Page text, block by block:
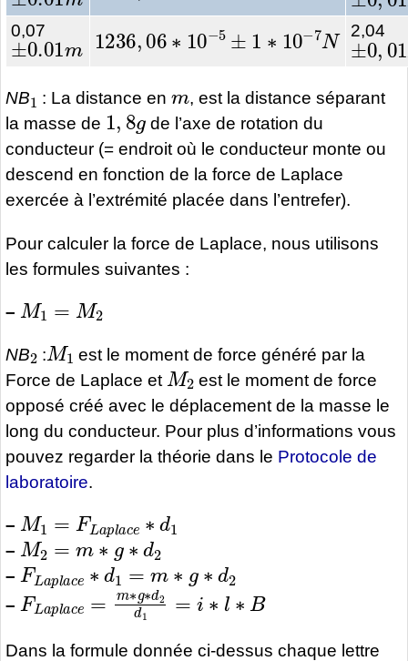
0,07
±0.01 1236 ,06 ∗10−5 ± 1 10−7N 2,04
±0,01
NB : La distance en
, est la distance séparant
la masse de
1,8g
de l’axe de rotation du
conducteur (= endroit où le conducteur monte ou
descend en fonction de la force de Laplace
exercée à l’extrémité placée dans l’entrefer).
Pour calculer la force de Laplace, nous utilisons
les formules suivantes :
–
M1 2
NB :
M1
est le moment de force généré par la
Force de Laplace et
M2
est le moment de force
opposé créé avec le déplacement de la masse le
long du conducteur. Pour plus d’informations vous
pouvez regarder la théorie dans le Protocole de
laboratoire.
–
M1 La d
–
M2 m∗g∗d2
–
FLa ac ∗ 1=m d
–
FLapla =m∗g d2 1= ∗l
Dans la formule donnée ci-dessus chaque lettre